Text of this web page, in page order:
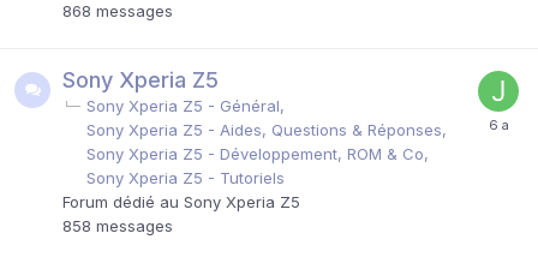
868 messages
Sony Xperia Z5
Sony Xperia Z5 - Général
Sony Xperia Z5 - Aides, Questions & Réponses
Sony Xperia Z5 - Développement, ROM & Co
Sony Xperia Z5 - Tutoriels
Forum dédié au Sony Xperia Z5
858 messages